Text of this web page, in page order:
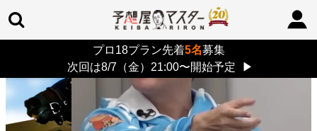
プロ18プラン先着5名募集
次回は8/7（金）21:00〜開始予定
▶
> 26/8/9 (日)